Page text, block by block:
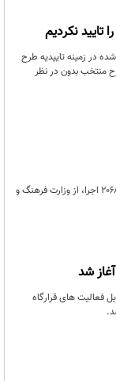
نکردیم
در زمینه تاییدیه طرح
منتخب بدون در نظر
در نیم سال نخست سال جاری، ۸۸۶ عنوان اجرای صحنه‌ای با ۲۰۶۸ اجرا، از وزارت فرهنگ و
شد
فعالیت های قرارگاه